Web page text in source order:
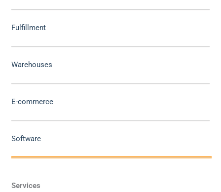
Fulfillment
Warehouses
E-commerce
Software
Services